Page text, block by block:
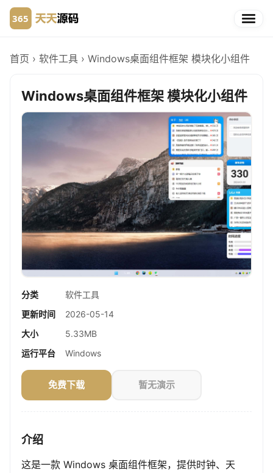
首页 › 软件工具 › Windows桌面组件框架 模块化小组件
Windows桌面组件框架 模块化小组件
分类
软件工具
更新时间
2026-05-14
大小
5.33MB
运行平台
Windows
免费下载 暂无演示
介绍
这是一款 Windows 桌面组件框架，提供时钟、天